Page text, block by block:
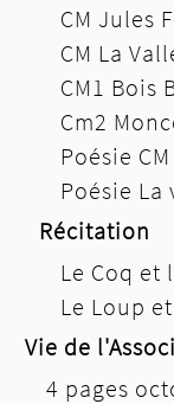
CM Jules
CM La
CM1 Bois
Cm2
Poésie
Poésie La
Récitation
Le Coq et
Le Loup
Vie de
4 pages